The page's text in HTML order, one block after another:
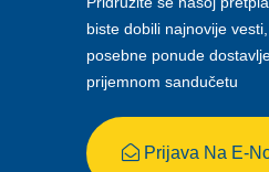
biste dobili najnovije
posebne ponude
prijemnom sandučetu
Prijava Na E-